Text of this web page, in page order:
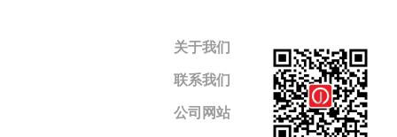
关于我们
联系我们
公司网站